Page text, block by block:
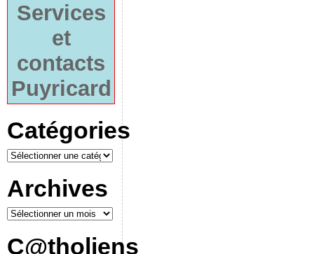
Services
et
contacts
Puyricard
Catégories
Archives
C@tholiens